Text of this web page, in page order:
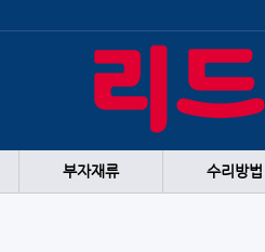
부자재류 수리방법